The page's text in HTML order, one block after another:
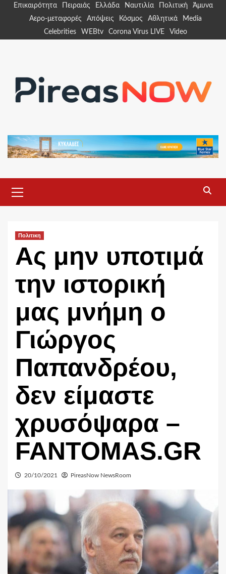
Επικαιρότητα Πειραιάς Ελλάδα Ναυτιλία Πολιτική
Άμυνα
Αερο-μεταφορές
Απόψεις Κόσμος Αθλητικά
Media
Celebrities
WEBtv Corona Virus LIVE Video
Menu
Πολιτικη
Ας μην υποτιμά
την ιστορική
μας μνήμη ο
Γιώργος
Παπανδρέου,
δεν είμαστε
χρυσόψαρα –
FANTOMAS.GR
20/10/2021 PireasNow NewsRoom